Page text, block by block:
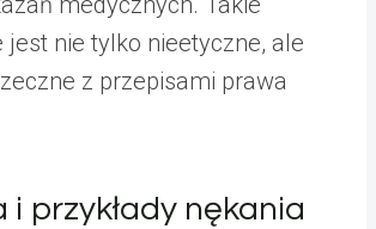
jest nie tylko nieetyczne, ale
z przepisami prawa
i przykłady nękania